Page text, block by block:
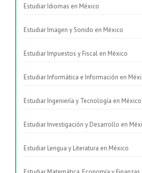
Estudiar Idiomas en México
Estudiar Imagen y Sonido en México
Estudiar Impuestos y Fiscal en México
Estudiar Informática e Información en
Estudiar Ingeniería y Tecnología en México
Estudiar Investigación y Desarrollo en
Estudiar Lengua y Literatura en México